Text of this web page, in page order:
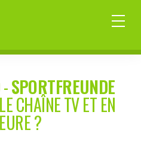
-SPORTFREUNDE
CHAÎNE TV ET EN
?